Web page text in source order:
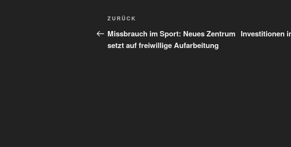
Beitragsnavigation
Vorheriger
Beitrag
ZURÜCK
Missbrauch im Sport: Neues Zentrum
setzt auf freiwillige Aufarbeitung
Investitionen